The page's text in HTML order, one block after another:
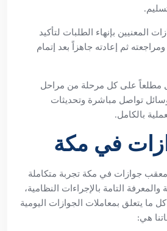
المعنيين بإنهاء الطلبات لتأكيد
ثم إعادته جاهزاً بعد إتمام
مطلعاً على كل مرحلة من مراحل
وسائل تواصل مباشرة وتحديثات
بالكامل.
في مكة
جوازات في مكة تجربة متكاملة
التامة بالإجراءات النظامية،
يتعلق بمعاملات الجوازات اليومية
هي: